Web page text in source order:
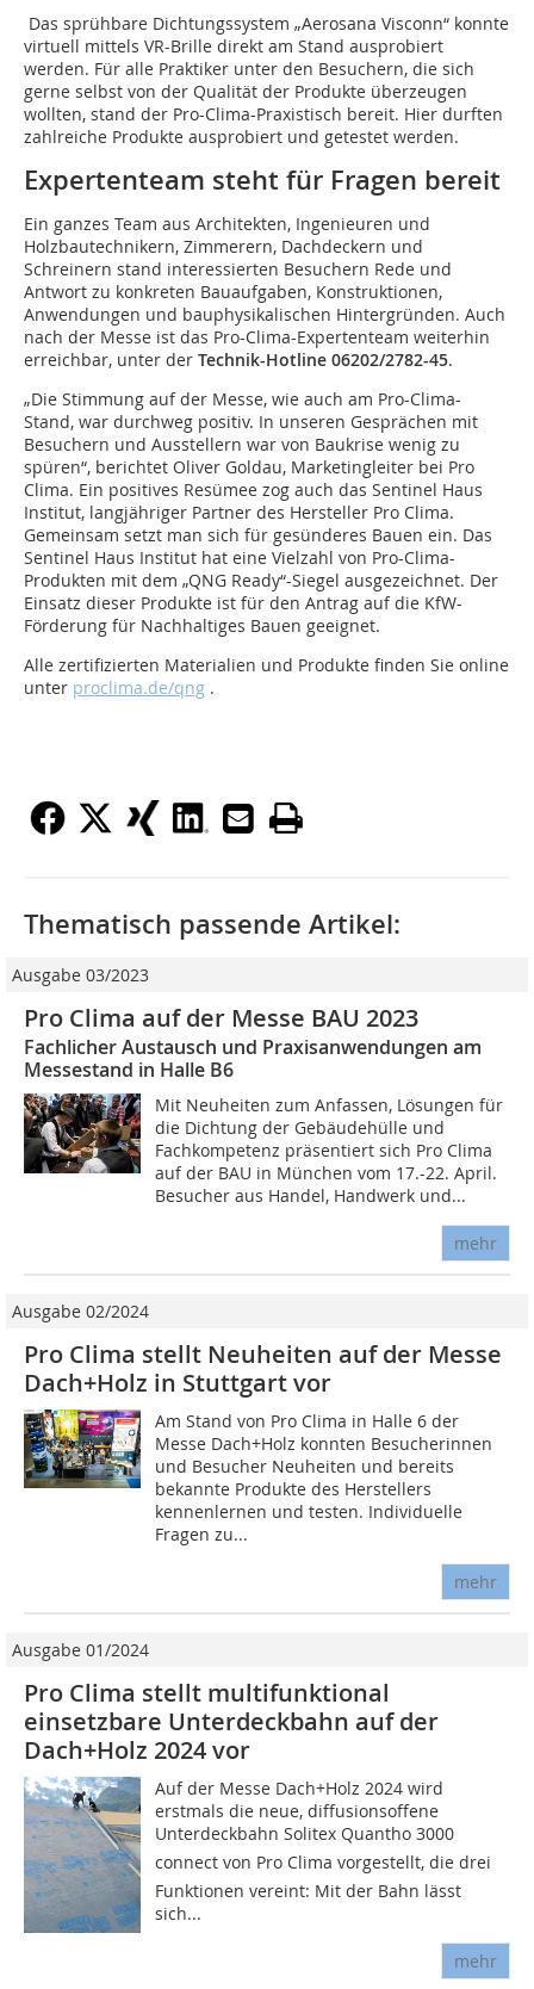
Das sprühbare Dichtungssystem „Aerosana Visconn“ konnte
virtuell mittels VR-Brille direkt am Stand ausprobiert
werden. Für alle Praktiker unter den Besuchern, die sich
gerne selbst von der Qualität der Produkte überzeugen
wollten, stand der Pro-Clima-Praxistisch bereit. Hier durften
zahlreiche Produkte ausprobiert und getestet werden.
Expertenteam steht für Fragen bereit
Ein ganzes Team aus Architekten, Ingenieuren und
Holzbautechnikern, Zimmerern, Dachdeckern und
Schreinern stand interessierten Besuchern Rede und
Antwort zu konkreten Bauaufgaben, Konstruktionen,
Anwendungen und bauphysikalischen Hintergründen. Auch
nach der Messe ist das Pro-Clima-Expertenteam weiterhin
erreichbar, unter der Technik-Hotline 06202/2782-45.
„Die Stimmung auf der Messe, wie auch am Pro-Clima-
Stand, war durchweg positiv. In unseren Gesprächen mit
Besuchern und Ausstellern war von Baukrise wenig zu
spüren“, berichtet Oliver Goldau, Marketingleiter bei Pro
Clima. Ein positives Resümee zog auch das Sentinel Haus
Institut, langjähriger Partner des Hersteller Pro Clima.
Gemeinsam setzt man sich für gesünderes Bauen ein. Das
Sentinel Haus Institut hat eine Vielzahl von Pro-Clima-
Produkten mit dem „QNG Ready“-Siegel ausgezeichnet. Der
Einsatz dieser Produkte ist für den Antrag auf die KfW-
Förderung für Nachhaltiges Bauen geeignet.
Alle zertifizierten Materialien und Produkte finden Sie online
unter proclima.de/qng .
Thematisch passende Artikel:
Ausgabe 03/2023
Pro Clima auf der Messe BAU 2023
Fachlicher Austausch und Praxisanwendungen am
Messestand in Halle B6
Mit Neuheiten zum Anfassen, Lösungen für
die Dichtung der Gebäudehülle und
Fachkompetenz präsentiert sich Pro Clima
auf der BAU in München vom 17.-22. April.
Besucher aus Handel, Handwerk und...
mehr
Ausgabe 02/2024
Pro Clima stellt Neuheiten auf der Messe
Dach+Holz in Stuttgart vor
Am Stand von Pro Clima in Halle 6 der
Messe Dach+Holz konnten Besucherinnen
und Besucher Neuheiten und bereits
bekannte Produkte des Herstellers
kennenlernen und testen. Individuelle
Fragen zu...
mehr
Ausgabe 01/2024
Pro Clima stellt multifunktional
einsetzbare Unterdeckbahn auf der
Dach+Holz 2024 vor
Auf der Messe Dach+Holz 2024 wird
erstmals die neue, diffusionsoffene
Unterdeckbahn Solitex Quantho 3000
connect von Pro Clima vorgestellt, die drei
Funktionen vereint: Mit der Bahn lässt
sich...
mehr